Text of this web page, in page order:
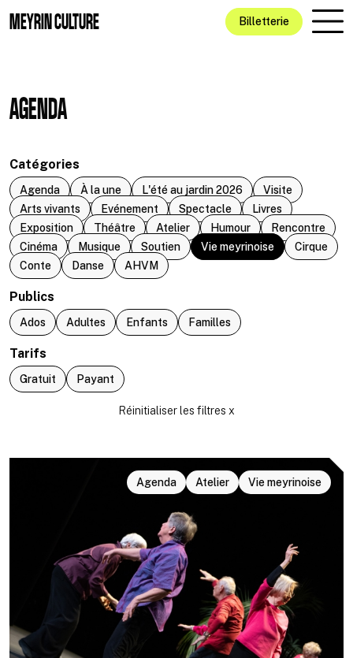
MEYRIN CULTURE Billetterie
AGENDA
Catégories
Agenda À la une L'été au jardin 2026
Visite
Arts vivants
Evénement Spectacle
Livres
Exposition
Théâtre Atelier Humour
Rencontre
Cinéma
Musique Soutien Vie meyrinoise
Cirque
Conte
Danse AHVM
Publics
Ados Adultes Enfants Familles
Tarifs
Gratuit Payant
Agenda Atelier Vie meyrinoise